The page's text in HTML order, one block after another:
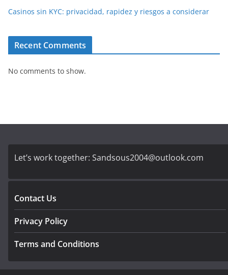
Casinos sin KYC: privacidad, rapidez y riesgos a considerar
Recent Comments
No comments to show.
Let’s work together: Sandsous2004@outlook.com
Contact Us
Privacy Policy
Terms and Conditions